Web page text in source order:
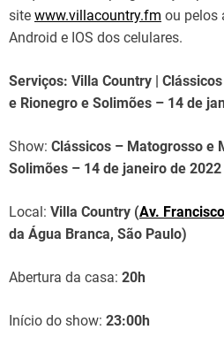
site www.villacountry.fm ou pelos
Android e IOS dos celulares.
Serviços: Villa Country |
e Rionegro e Solimões – 14 de
Show: Clássicos – Matogrosso e
Solimões – 14 de janeiro de
Local: Villa Country (Av.
da Água Branca, São Paulo)
Abertura da casa: 20h
Início do show: 23:00h